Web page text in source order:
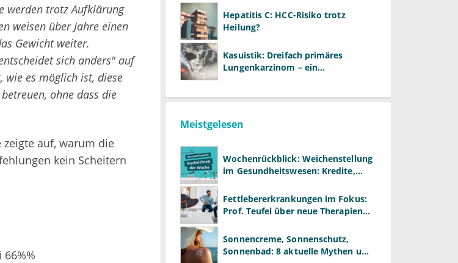
werden trotz Aufklärung
weisen über Jahre einen
Gewicht weiter.
sich anders" auf
wie es möglich ist, diese
ohne dass die
auf, warum die
kein Scheitern
Hepatitis C: HCC-Risiko trotz
Heilung?
Kasuistik: Dreifach primäres
Lungenkarzinom – ein
Meistgelesen
Wochenrückblick: Weichenstellung
im Gesundheitswesen: Kredite,
Fettlebererkrankungen im Fokus:
Prof. Teufel über neue Therapien
Sonnencreme, Sonnenschutz,
Sonnenbad: 8 aktuelle Mythen und